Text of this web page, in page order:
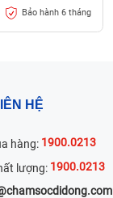
Bảo hành 6 tháng
HỆ
hàng: 1900.0213
lượng: 1900.0213